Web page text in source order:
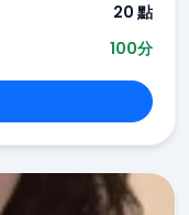
20 點
100分